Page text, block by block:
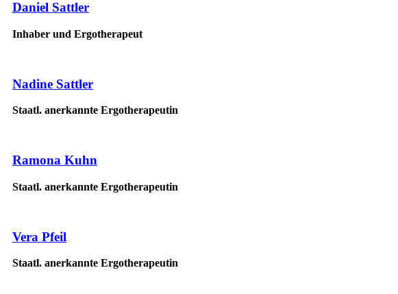
Daniel Sattler
Inhaber und Ergotherapeut
Nadine Sattler
Staatl. anerkannte Ergotherapeutin
Ramona Kuhn
Staatl. anerkannte Ergotherapeutin
Vera Pfeil
Staatl. anerkannte Ergotherapeutin